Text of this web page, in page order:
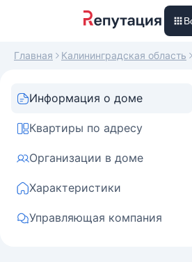
Главная Калининградская область
Информация о доме
Квартиры по адресу
Организации в доме
Характеристики
Управляющая компания